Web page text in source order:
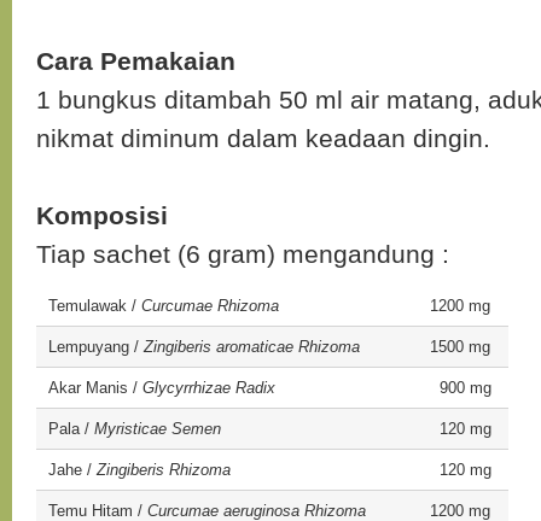
Cara Pemakaian
1 bungkus ditambah 50 ml air matang,
nikmat diminum dalam keadaan dingin.
Komposisi
Tiap sachet (6 gram) mengandung :
Temulawak / Curcumae Rhizoma 1200 mg
Lempuyang / Zingiberis aromaticae Rhizoma 1500 mg
Akar Manis / Glycyrrhizae Radix 900 mg
Pala / Myristicae Semen 120 mg
Jahe / Zingiberis Rhizoma 120 mg
Temu Hitam / Curcumae aeruginosa Rhizoma 1200 mg